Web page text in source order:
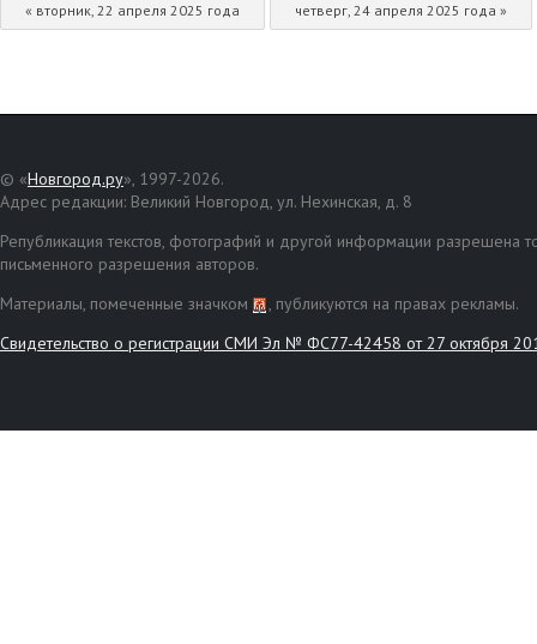
« вторник, 22 апреля 2025 года четверг, 24 апреля 2025 года »
© «Новгород.ру», 1997-2026.
Адрес редакции: Великий Новгород, ул. Нехинская, д. 8
Републикация текстов, фотографий и другой информации разрешена
письменного разрешения авторов.
Материалы, помеченные значком
, публикуются на правах рекламы.
Свидетельство о регистрации СМИ Эл № ФС77-42458 от 27 октября